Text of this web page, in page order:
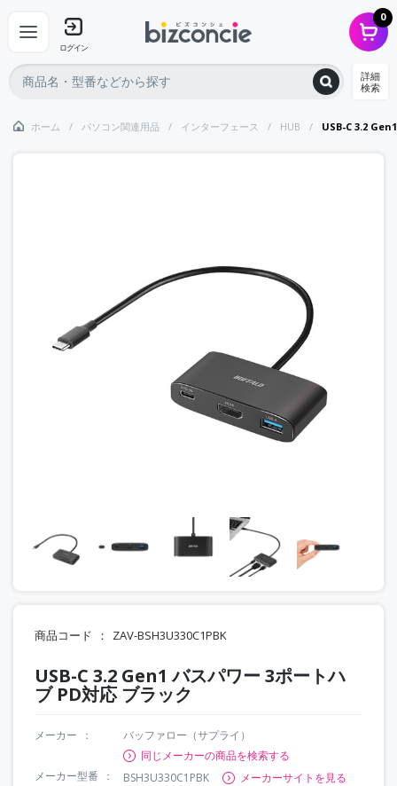
ログイン
0
詳細
検索
ホーム パソコン関連用品 インターフェース HUB USB-C 3.2
商品コード ZAV-BSH3U330C1PBK
USB-C 3.2 Gen1 バスパワー 3ポートハ
ブ PD対応 ブラック
メーカー
バッファロー（サプライ）
同じメーカーの商品を検索する
メーカー型番
BSH3U330C1PBK メーカーサイトを見る